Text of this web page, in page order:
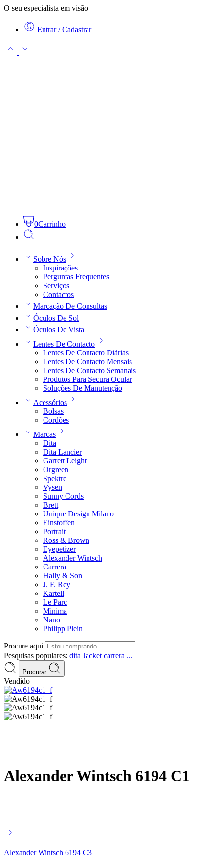
O seu especialista em visão
Entrar / Cadastrar
0Carrinho
Sobre Nós
Inspirações
Perguntas Frequentes
Serviços
Contactos
Marcação De Consultas
Óculos De Sol
Óculos De Vista
Lentes De Contacto
Lentes De Contacto Diárias
Lentes De Contacto Mensais
Lentes De Contacto Semanais
Produtos Para Secura Ocular
Soluções De Manutenção
Acessórios
Bolsas
Cordões
Marcas
Dita
Dita Lancier
Garrett Leight
Orgreen
Spektre
Vysen
Sunny Cords
Brett
Unique Design Milano
Einstoffen
Portrait
Ross & Brown
Eyepetizer
Alexander Wintsch
Carrera
Hally & Son
J. F. Rey
Kartell
Le Parc
Minima
Nano
Philipp Plein
Procure aqui
Pesquisas populares: dita Jacket carrera ...
Procurar
Vendido
Alexander Wintsch 6194 C1
Alexander Wintsch 6194 C3